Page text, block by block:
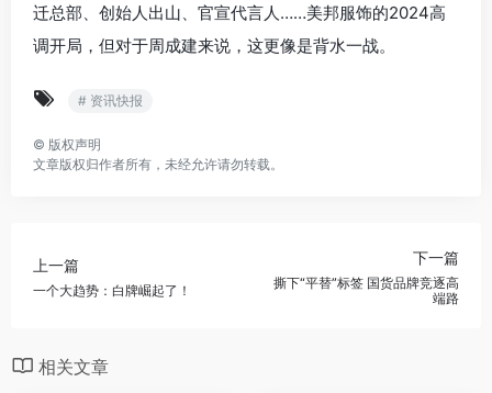
迁总部、创始人出山、官宣代言人……美邦服饰的2024高
调开局，但对于周成建来说，这更像是背水一战。
# 资讯快报
© 版权声明
文章版权归作者所有，未经允许请勿转载。
上一篇
一个大趋势：白牌崛起了！
下一篇
撕下“平替”标签 国货品牌竞逐高
端路
相关文章